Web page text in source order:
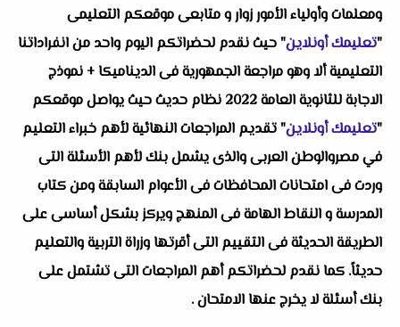
ومعلمات وأولياء الأمور زوار و متابعى موقعكم التعليمى
"تعليمك أونلاين" حيث نقدم لحضراتكم اليوم واحد من انفراداتنا
التعليمية ألا وهو مراجعة الجمهورية فى الديناميكا + نموذج
الاجابة للثانوية العامة 2022 نظام حديث حيث يواصل موقعكم
"تعليمك أونلاين" تقديم المراجعات النهائية لأهم خبراء التعليم
في مصروالوطن العربى والذى يشمل بنك لأهم الأسئلة التى
وردت فى امتحانات المحافظات فى الأعوام السابقة ومن كتاب
المدرسة و النقاط الهامة فى المنهج ويركز بشكل أساسى على
الطريقة الحديثة فى التقييم التى أقرتها وزراة التربية والتعليم
حديثاً. كما نقدم لحضراتكم أهم المراجعات التى تشتمل على
بنك أسئلة لا يخرج عنها الامتحان .